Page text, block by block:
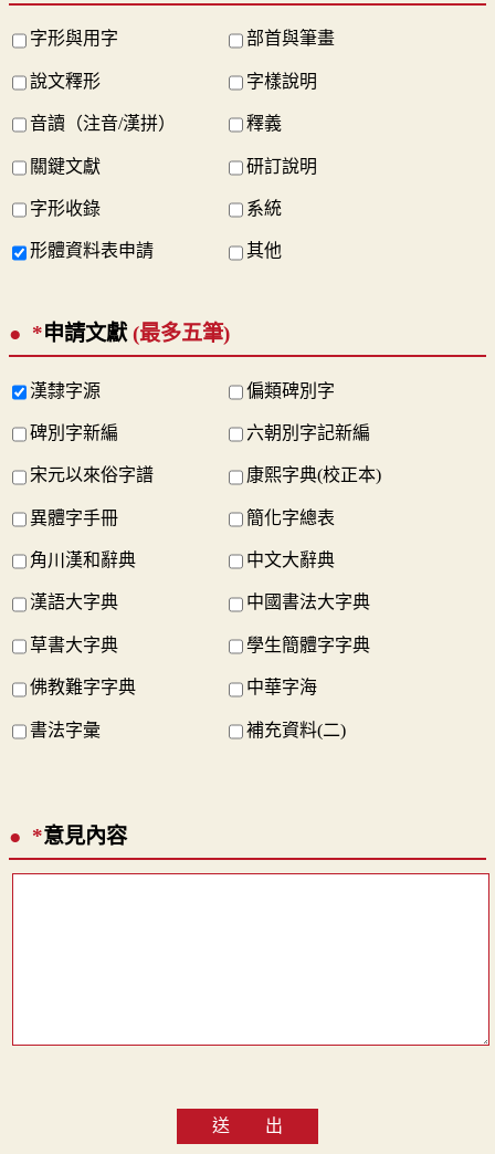
字形與用字 部首與筆畫
說文釋形 字樣說明
音讀（注音/漢拼） 釋義
關鍵文獻 研訂說明
字形收錄 系統
形體資料表申請 其他
*申請文獻 (最多五筆)
漢隸字源 偏類碑別字
碑別字新編 六朝別字記新編
宋元以來俗字譜 康熙字典(校正本)
異體字手冊 簡化字總表
角川漢和辭典 中文大辭典
漢語大字典 中國書法大字典
草書大字典 學生簡體字字典
佛教難字字典 中華字海
書法字彙 補充資料(二)
*意見內容
送 出